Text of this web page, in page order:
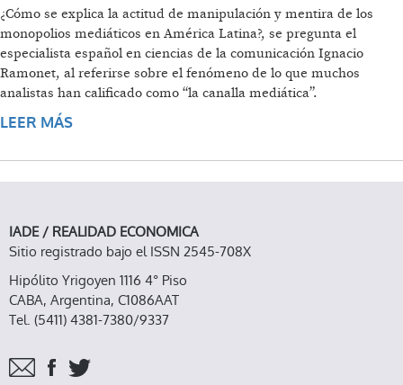
¿Cómo se explica la actitud de manipulación y mentira de los
monopolios mediáticos en América Latina?, se pregunta el
especialista español en ciencias de la comunicación Ignacio
Ramonet, al referirse sobre el fenómeno de lo que muchos
analistas han calificado como “la canalla mediática”.
LEER MÁS
GOBIERNOS PROGRESISTAS EN AMÉRICA
LATINA PORQUE ESTÁN AFECTANDO SUS
IADE / REALIDAD ECONOMICA
Sitio registrado bajo el ISSN 2545-708X
Hipólito Yrigoyen 1116 4° Piso
CABA, Argentina, C1086AAT
Tel. (5411) 4381-7380/9337